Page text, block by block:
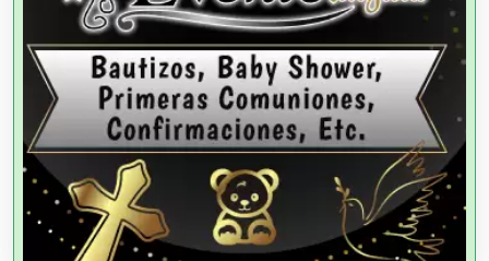
Agricultores
Agricultura y Ganadería
Agua Purificada